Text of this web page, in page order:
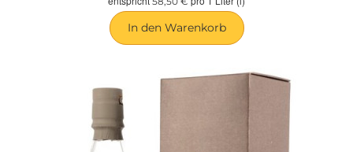
In den Warenkorb